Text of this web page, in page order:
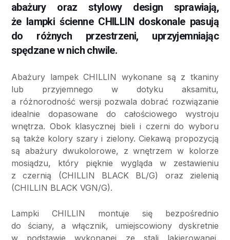
abażury oraz stylowy design sprawiają,
że lampki ścienne CHILLIN doskonale pasują
do różnych przestrzeni, uprzyjemniając
spędzane w nich chwile.
Abażury lampek CHILLIN wykonane są z tkaniny
lub przyjemnego w dotyku aksamitu,
a różnorodność wersji pozwala dobrać rozwiązanie
idealnie dopasowane do całościowego wystroju
wnętrza. Obok klasycznej bieli i czerni do wyboru
są także kolory szary i zielony. Ciekawą propozycją
są abażury dwukolorowe, z wnętrzem w kolorze
mosiądzu, który pięknie wygląda w zestawieniu
z czernią (CHILLIN BLACK BL/G) oraz zielenią
(CHILLIN BLACK VGN/G).
Lampki CHILLIN montuje się bezpośrednio
do ściany, a włącznik, umiejscowiony dyskretnie